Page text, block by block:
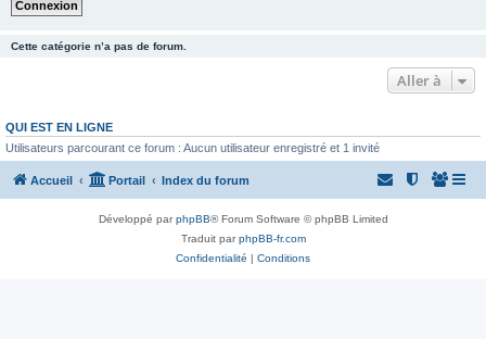
Cette catégorie n’a pas de forum.
Aller à
QUI EST EN LIGNE
Utilisateurs parcourant ce forum : Aucun utilisateur enregistré et 1 invité
Accueil Portail Index du forum
Développé parphpBB® Forum Software © phpBB Limited
Traduit parphpBB-fr.com
Confidentialité | Conditions